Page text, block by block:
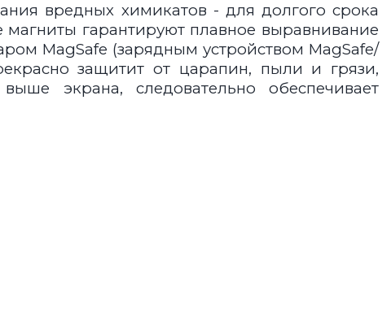
вредных химикатов - для долгого срока
гарантируют плавное выравнивание
MagSafe (зарядным устройством MagSafe/
защитит от царапин, пыли и грязи,
экрана, следовательно обеспечивает